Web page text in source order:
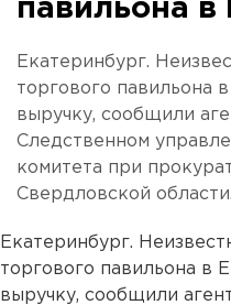
павильона в
Екатеринбург.
торгового павильона
выручку, сообщили
Следственном
комитета при
Свердловской области.
Екатеринбург.
торгового павильона в
выручку, сообщили